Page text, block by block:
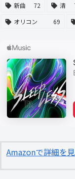
新曲
72 清
オリコン
69
Amazonで詳細を